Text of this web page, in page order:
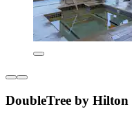
DoubleTree by